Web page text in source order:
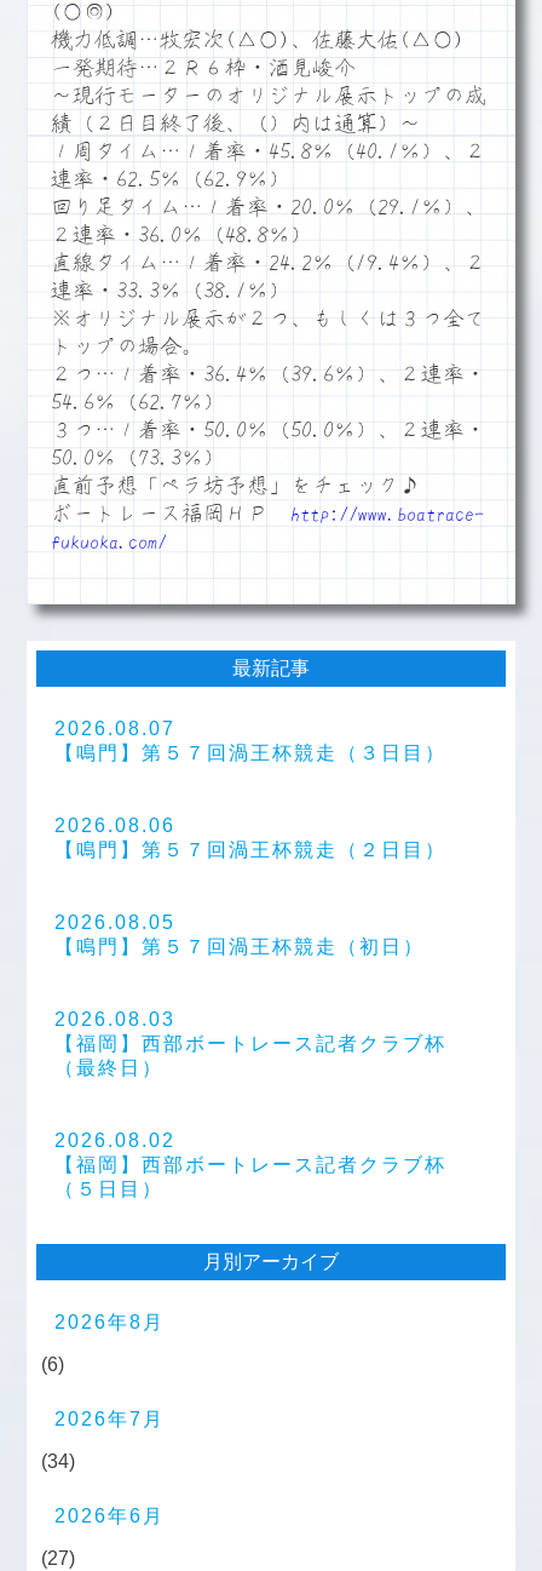
(○◎)
機力低調…牧宏次(△○)、佐藤大佑(△○)
一発期待…２Ｒ６枠・酒見峻介
～現行モーターのオリジナル展示トップの成
績（２日目終了後、（）内は通算）～
１周タイム…１着率・45.8％（40.1％）、２
連率・62.5％（62.9％）
回り足タイム…１着率・20.0％（29.1％）、
２連率・36.0％（48.8％）
直線タイム…１着率・24.2％（19.4％）、２
連率・33.3％（38.1％）
※オリジナル展示が２つ、もしくは３つ全て
トップの場合。
２つ…１着率・36.4％（39.6％）、２連率・
54.6％（62.7％）
３つ…１着率・50.0％（50.0％）、２連率・
50.0％（73.3％）
直前予想「ペラ坊予想」をチェック♪
ボートレース福岡ＨＰ http://www.boatrace-
fukuoka.com/
最新記事
2026.08.07
【鳴門】第５７回渦王杯競走（３日目）
2026.08.06
【鳴門】第５７回渦王杯競走（２日目）
2026.08.05
【鳴門】第５７回渦王杯競走（初日）
2026.08.03
【福岡】西部ボートレース記者クラブ杯
（最終日）
2026.08.02
【福岡】西部ボートレース記者クラブ杯
（５日目）
月別アーカイブ
2026年8月
(6)
2026年7月
(34)
2026年6月
(27)